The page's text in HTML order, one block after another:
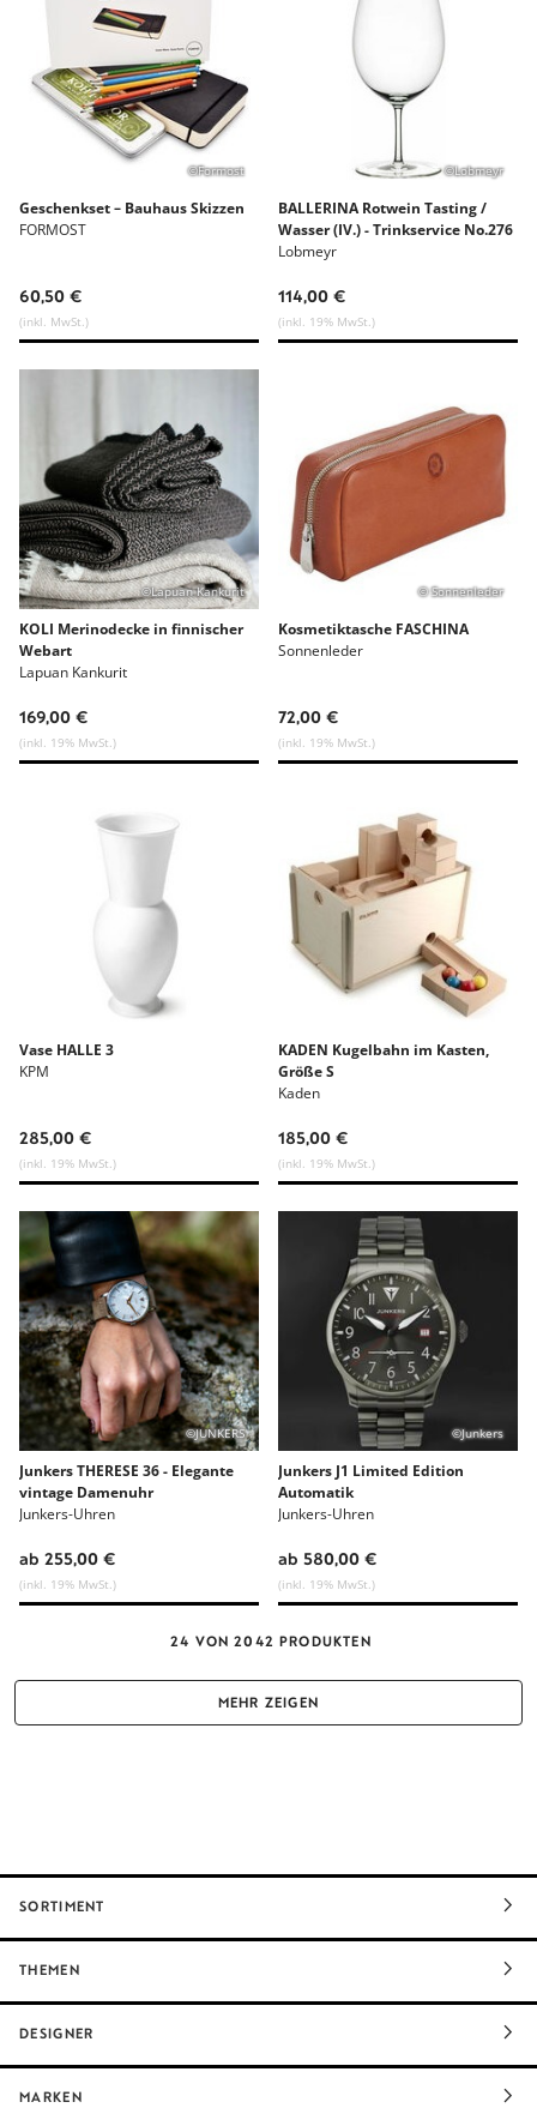
©Formost
Geschenkset – Bauhaus Skizzen
FORMOST
60,50 €
(inkl. MwSt.)
©Lobmeyr
BALLERINA Rotwein Tasting /
Wasser (IV.) - Trinkservice No.276
Lobmeyr
114,00 €
(inkl. 19% MwSt.)
©Lapuan Kankurit
KOLI Merinodecke in finnischer
Webart
Lapuan Kankurit
169,00 €
(inkl. 19% MwSt.)
© Sonnenleder
Kosmetiktasche FASCHINA
Sonnenleder
72,00 €
(inkl. 19% MwSt.)
Vase HALLE 3
KPM
285,00 €
(inkl. 19% MwSt.)
KADEN Kugelbahn im Kasten,
Größe S
Kaden
185,00 €
(inkl. 19% MwSt.)
©JUNKERS
Junkers THERESE 36 - Elegante
vintage Damenuhr
Junkers-Uhren
ab 255,00 €
(inkl. 19% MwSt.)
©Junkers
Junkers J1 Limited Edition
Automatik
Junkers-Uhren
ab 580,00 €
(inkl. 19% MwSt.)
24 VON 2042 PRODUKTEN
MEHR ZEIGEN
SORTIMENT
THEMEN
DESIGNER
MARKEN